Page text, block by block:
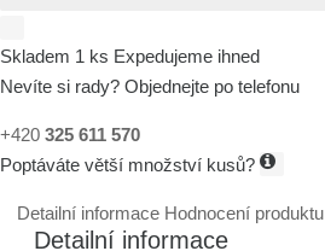
Skladem 1 ks Expedujeme ihned
Nevíte si rady? Objednejte po telefonu
+420 325 611 570
Poptáváte větší množství kusů?
Detailní informace Hodnocení produktu
Detailní informace